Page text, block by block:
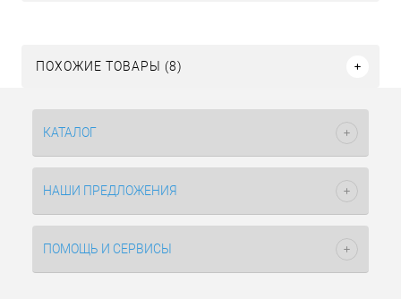
ПОХОЖИЕ ТОВАРЫ (8)
КАТАЛОГ
НАШИ ПРЕДЛОЖЕНИЯ
ПОМОЩЬ И СЕРВИСЫ